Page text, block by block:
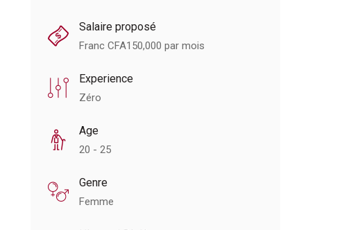
Salaire proposé
Franc CFA150,000 par mois
Experience
Zéro
Age
20 - 25
Genre
Femme